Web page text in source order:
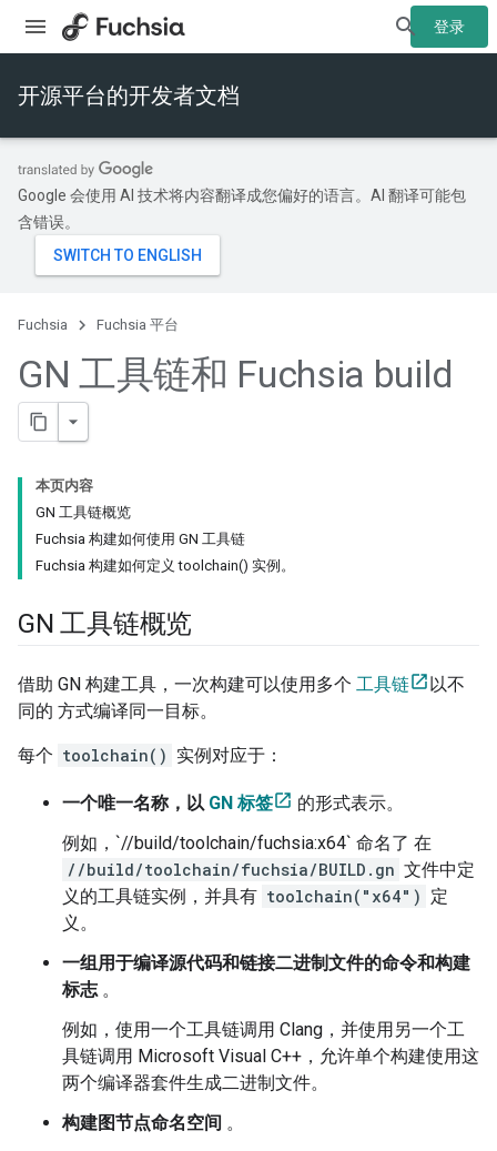
登录
开源平台的开发者文档
Google 会使用 AI 技术将内容翻译成您偏好的语言。AI 翻译可能包
含错误。
Fuchsia Fuchsia 平台
GN 工具链和 Fuchsia build
本页内容
GN 工具链概览
Fuchsia 构建如何使用 GN 工具链
Fuchsia 构建如何定义 toolchain() 实例。
GN 工具链概览
借助 GN 构建工具，一次构建可以使用多个 工具链
以不
同的 方式编译同一目标。
每个 toolchain() 实例对应于：
一个唯一名称，以 GN 标签
的形式表示。
例如，`//build/toolchain/fuchsia:x64` 命名了 在
//build/toolchain/fuchsia/BUILD.gn 文件中定
义的工具链实例，并具有 toolchain("x64") 定
义。
一组用于编译源代码和链接二进制文件的命令和构建
标志。
例如，使用一个工具链调用 Clang，并使用另一个工
具链调用 Microsoft Visual C++，允许单个构建使用这
两个编译器套件生成二进制文件。
构建图节点命名空间 。